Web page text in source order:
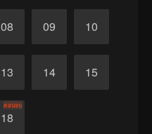
08 09 10
13 14 15
18
ตอนจบ